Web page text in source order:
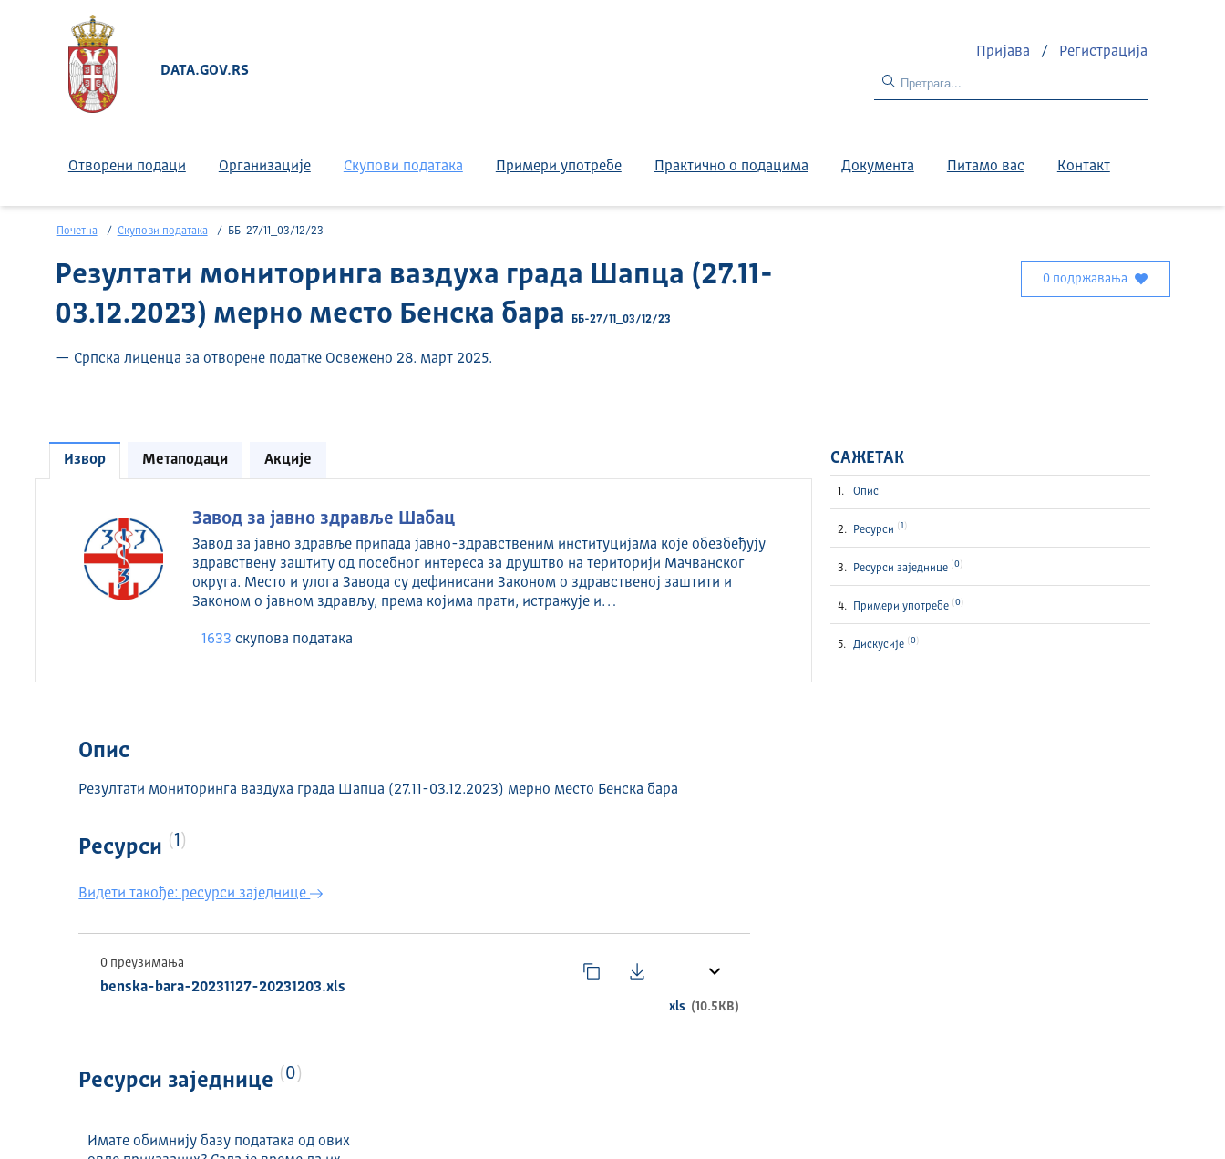
DATA.GOV.RS
Пријава / Регистрација
Отворени подаци Организације Скупови података Примери употребе Практично о подацима Документа Питамо вас Контакт
Почетна Скупови података ББ-27/11_03/12/23
Резултати мониторинга ваздуха града Шапца (27.11-
03.12.2023) мерно место Бенска бара
ББ-27/11_03/12/23
— Српска лиценца за отворене податке Освежено 28. март 2025.
0 подржавања
Извор Метаподаци Акције
Завод за јавно здравље Шабац
Завод за јавно здравље припада јавно-здравственим институцијама које обезбеђују
здравствену заштиту од посебног интереса за друштво на територији Мачванског
округа. Место и улога Завода су дефинисани Законом о здравственој заштити и
Законом о јавном здрављу, према којима прати, истражује и…
1633 скуповa података
Опис
Резултати мониторинга ваздуха града Шапца (27.11-03.12.2023) мерно место Бенска бара
Ресурси 1
Видети такође: ресурси заједнице
0 преузимања
benska-bara-20231127-20231203.xls
xls (10.5KB)
Ресурси заједнице 0
Имате обимнију базу података од ових
САЖЕТАК
Опис
Ресурси 1
Ресурси заједнице 0
Примери употребе 0
Дискусије 0